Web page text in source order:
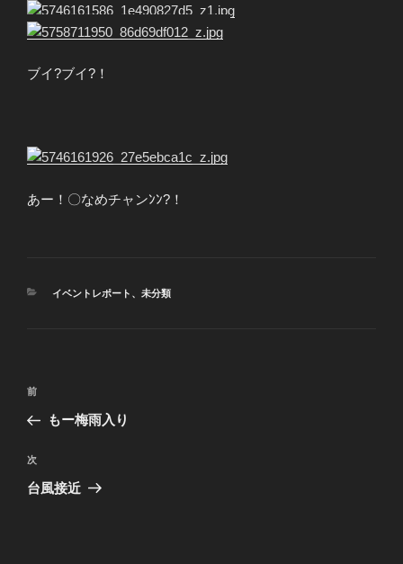
ブイ?ブイ?！
あー！〇なめチャンﾝﾝ?！
カ
イベントレポート 、 未分類
投
ナ
ビ
ゲ
前
の
稿
前
もー梅雨入り
次
の
次
台風接近